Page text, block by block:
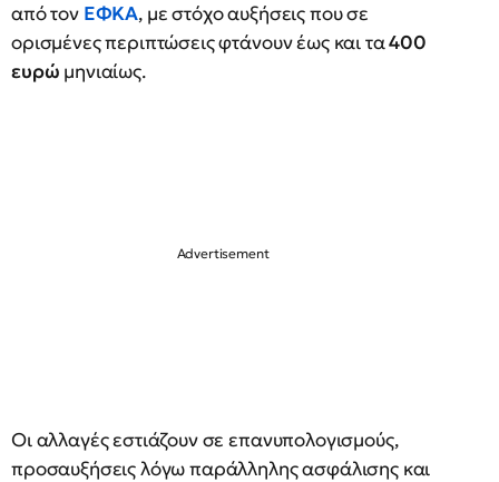
από τον ΕΦΚΑ, με στόχο αυξήσεις που σε
ορισμένες περιπτώσεις φτάνουν έως και τα400
ευρώ μηνιαίως.
Οι αλλαγές εστιάζουν σε επανυπολογισμούς,
προσαυξήσεις λόγω παράλληλης ασφάλισης και